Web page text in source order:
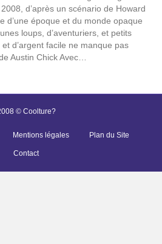
d’après un scénario de Howard
d’une époque et du monde opaque
loups, d’aventuriers, et petits
d’argent facile ne manque pas
Austin Chick Avec…
© Coolture?
Mentions légales Plan du Site
Contact